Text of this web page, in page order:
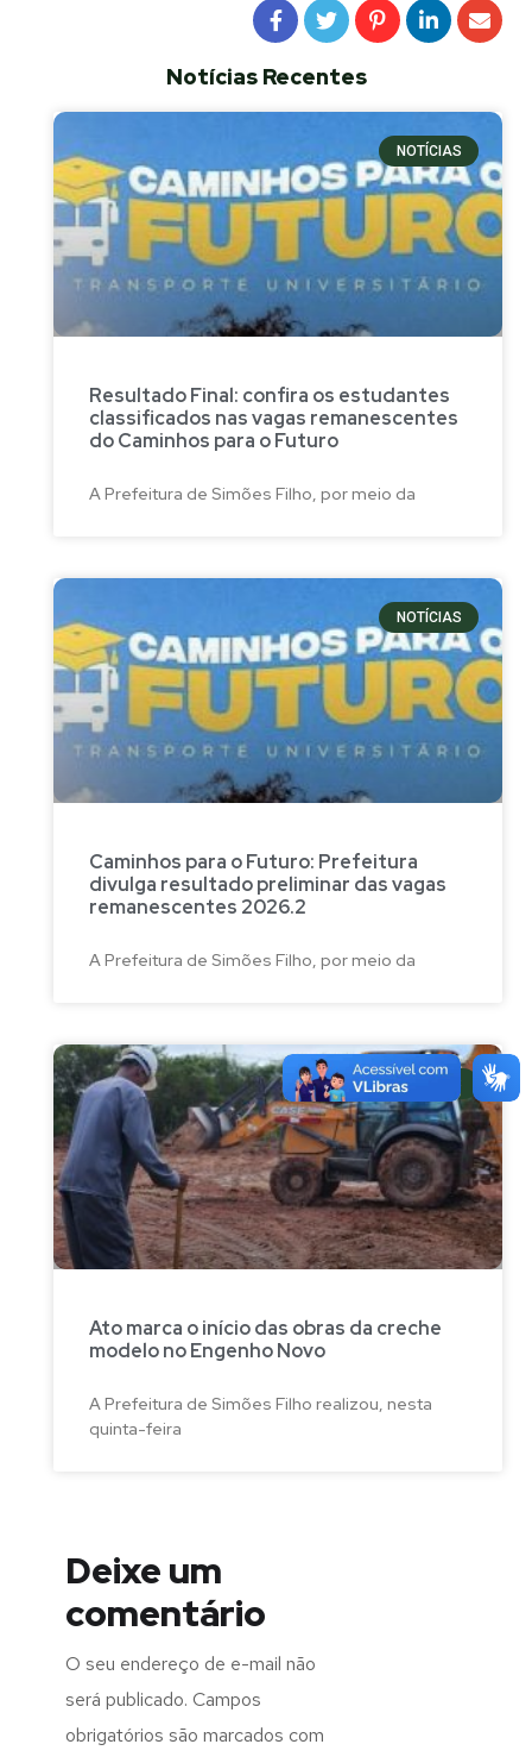
Notícias Recentes
NOTÍCIAS
Resultado Final: confira os estudantes
classificados nas vagas remanescentes
do Caminhos para o Futuro
A Prefeitura de Simões Filho, por meio da
NOTÍCIAS
Caminhos para o Futuro: Prefeitura
divulga resultado preliminar das vagas
remanescentes 2026.2
A Prefeitura de Simões Filho, por meio da
NOTÍCIAS
Ato marca o início das obras da creche
modelo no Engenho Novo
A Prefeitura de Simões Filho realizou, nesta
quinta-feira
Deixe um
comentário
O seu endereço de e-mail não
será publicado. Campos
obrigatórios são marcados com